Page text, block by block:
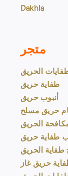
Dakhla
متجر
الحريق
طفاية حريق
أنبوب حريق
حريق مسلح
الحريق
الحريق
حريق غاز